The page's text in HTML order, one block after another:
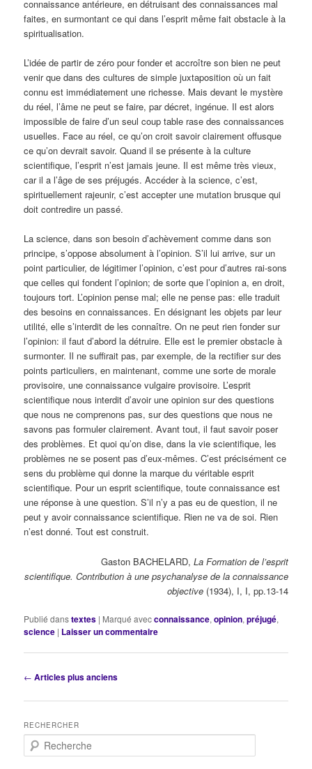
connaissance antérieure, en détruisant des connaissances mal
faites, en surmontant ce qui dans l’esprit même fait obstacle à la
spiritualisation.
L’idée de partir de zéro pour fonder et accroître son bien ne peut
venir que dans des cultures de simple juxtaposition où un fait
connu est immédiatement une richesse. Mais devant le mystère
du réel, l’âme ne peut se faire, par décret, ingénue. Il est alors
impossible de faire d’un seul coup table rase des connaissances
usuelles. Face au réel, ce qu’on croit savoir clairement offusque
ce qu’on devrait savoir. Quand il se présente à la culture
scientifique, l’esprit n’est jamais jeune. Il est même très vieux,
car il a l’âge de ses préjugés. Accéder à la science, c’est,
spirituellement rajeunir, c’est accepter une mutation brusque qui
doit contredire un passé.
La science, dans son besoin d’achèvement comme dans son
principe, s’oppose absolument à l’opinion. S’il lui arrive, sur un
point particulier, de légitimer l’opinion, c’est pour d’autres rai-sons
que celles qui fondent l’opinion; de sorte que l’opinion a, en droit,
toujours tort. L’opinion pense mal; elle ne pense pas: elle traduit
des besoins en connaissances. En désignant les objets par leur
utilité, elle s’interdit de les connaître. On ne peut rien fonder sur
l’opinion: il faut d’abord la détruire. Elle est le premier obstacle à
surmonter. Il ne suffirait pas, par exemple, de la rectifier sur des
points particuliers, en maintenant, comme une sorte de morale
provisoire, une connaissance vulgaire provisoire. L’esprit
scientifique nous interdit d’avoir une opinion sur des questions
que nous ne comprenons pas, sur des questions que nous ne
savons pas formuler clairement. Avant tout, il faut savoir poser
des problèmes. Et quoi qu’on dise, dans la vie scientifique, les
problèmes ne se posent pas d’eux-mêmes. C’est précisément ce
sens du problème qui donne la marque du véritable esprit
scientifique. Pour un esprit scientifique, toute connaissance est
une réponse à une question. S’il n’y a pas eu de question, il ne
peut y avoir connaissance scientifique. Rien ne va de soi. Rien
n’est donné. Tout est construit.
Gaston BACHELARD, La Formation de l’esprit
scientifique. Contribution à une psychanalyse de la connaissance
objective(1934), I, I, pp.13-14
Publié danstextes | Marqué avecconnaissance,opinion,préjugé,
science | Laisser un commentaire
Navigation
articles
← Articles plus anciens
RECHERCHER
e